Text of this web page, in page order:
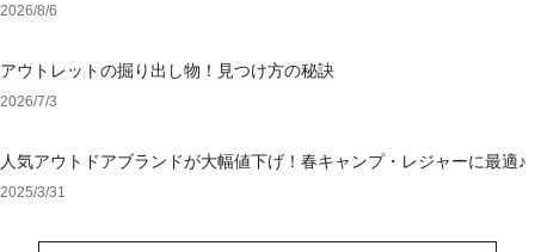
2026/8/6
アウトレットの掘り出し物！見つけ方の秘訣
2026/7/3
人気アウトドアブランドが大幅値下げ！春キャンプ・レジャーに最適♪
2025/3/31